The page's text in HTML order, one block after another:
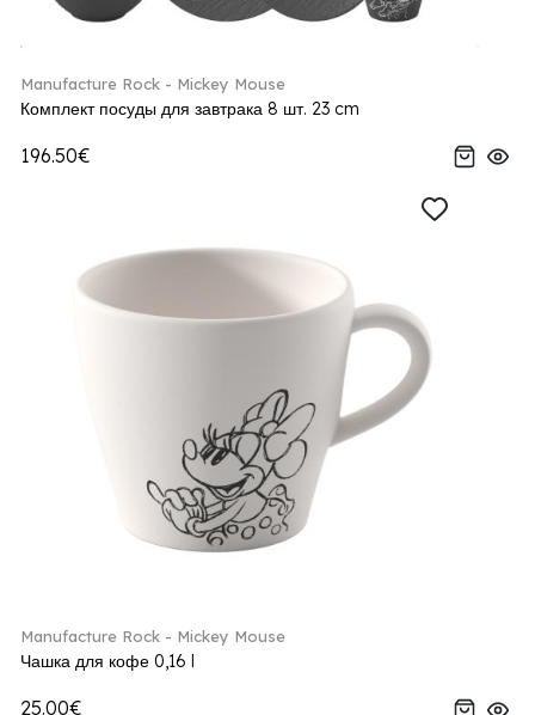
Manufacture Rock - Mickey Mouse
Комплект посуды для завтрака 8 шт. 23 cm
196.50€
Manufacture Rock - Mickey Mouse
Чашка для кофе 0,16 l
25.00€